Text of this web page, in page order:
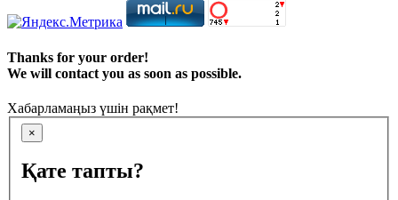
Thanks for your order!
We will contact you as soon as possible.
Хабарламаңыз үшін рақмет!
×
Қате тапты?